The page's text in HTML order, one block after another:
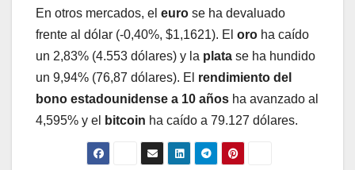
En otros mercados, el euro se ha devaluado
frente al dólar (-0,40%, $1,1621). El oro ha caído
un 2,83% (4.553 dólares) y la plata se ha hundido
un 9,94% (76,87 dólares). El rendimiento del
bono estadounidense a 10 años ha avanzado al
4,595% y el
bitcoin ha caído a 79.127 dólares.